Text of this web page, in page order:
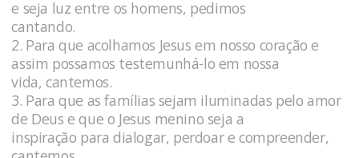
e seja luz entre os homens, pedimos
cantando.
2. Para que acolhamos Jesus em nosso coração e
assim possamos testemunhá-lo em nossa
vida, cantemos.
3. Para que as famílias sejam iluminadas pelo amor
de Deus e que o Jesus menino seja a
inspiração para dialogar, perdoar e compreender,